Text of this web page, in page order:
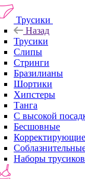
Трусики
Назад
Трусики
Слипы
Стринги
Бразилианы
Шортики
Хипстеры
Танга
С высокой
Бесшовные
Корректирующие
Наборы